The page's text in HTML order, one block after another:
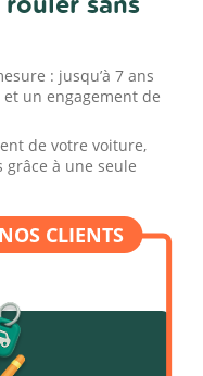
: jusqu’à 7 ans
un engagement de
de votre voiture,
à une seule